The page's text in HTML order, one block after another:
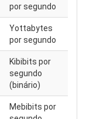
por segundo
Yottabytes
por segundo
Kibibits por
segundo
(binário)
Mebibits por